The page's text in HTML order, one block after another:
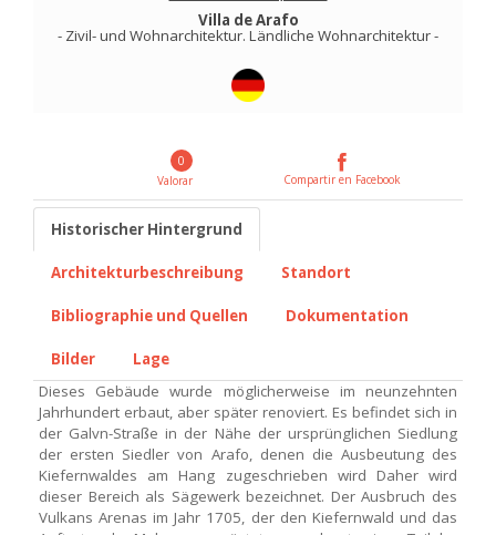
Villa de Arafo
- Zivil- und Wohnarchitektur. Ländliche Wohnarchitektur-
0
Valorar
Compartir en Facebook
Historischer Hintergrund
Architekturbeschreibung Standort
Bibliographie und Quellen Dokumentation
Bilder
Lage
Dieses Gebäude wurde möglicherweise im neunzehnten
Jahrhundert erbaut, aber später renoviert. Es befindet sich in
der Galvn-Straße in der Nähe der ursprünglichen Siedlung
der ersten Siedler von Arafo, denen die Ausbeutung des
Kiefernwaldes am Hang zugeschrieben wird Daher wird
dieser Bereich als Sägewerk bezeichnet. Der Ausbruch des
Vulkans Arenas im Jahr 1705, der den Kiefernwald und das